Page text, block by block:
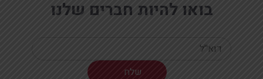
בואו להיות חברים שלנו
Your email